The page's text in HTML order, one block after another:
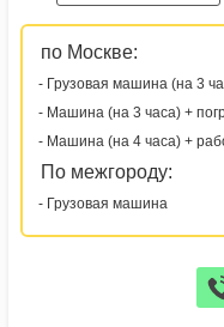
по Москве:
- Грузовая машина (на 3
- Машина (на 3 часа) +
- Машина (на 4 часа) +
По межгороду:
- Грузовая машина